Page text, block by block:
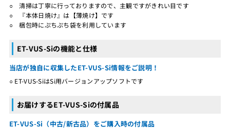
○ 清掃は丁寧に行っておりますので、主観ですがきれい目です
○ 『本体日焼け』は【薄焼け】です
○ 梱包時にぷちぷち袋を利用しています
ET-VUS-Siの機能と仕様
当店が独自に収集したET-VUS-Si情報をご説明！
○ ET-VUS-SiはSi用バージョンアップソフトです
お届けするET-VUS-Siの付属品
ET-VUS-Si（中古/新古品）をご購入時の付属品